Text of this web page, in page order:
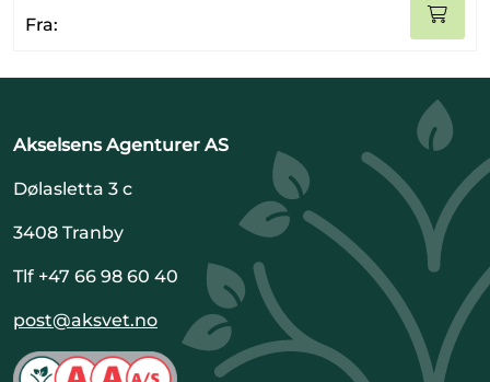
Fra:
Akselsens Agenturer AS
Dølasletta 3 c
3408 Tranby
Tlf +47 66 98 60 40
post@aksvet.no